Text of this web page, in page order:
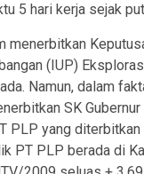
5 hari kerja sejak
menerbitkan
(IUP)
Namun, dalam
SK
yang
PT PLP berada di